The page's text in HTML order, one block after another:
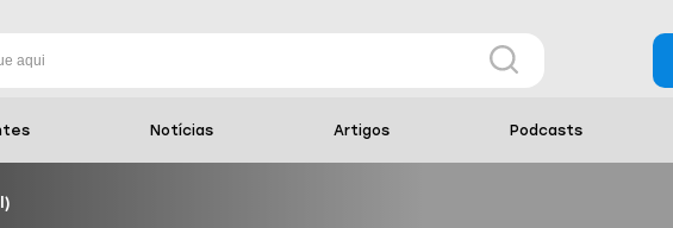
Notícias Artigos Podcasts